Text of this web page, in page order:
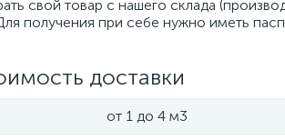
свой товар с нашего склада
получения при себе нужно иметь
доставки
от 1 до 4 м3